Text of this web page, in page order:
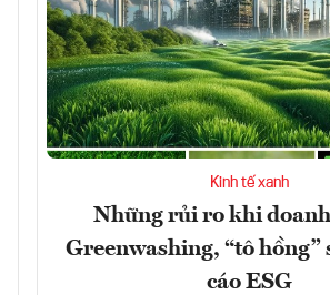
Kinh tế xanh
Những rủi ro khi
Greenwashing, “tô hồng”
cáo ESG